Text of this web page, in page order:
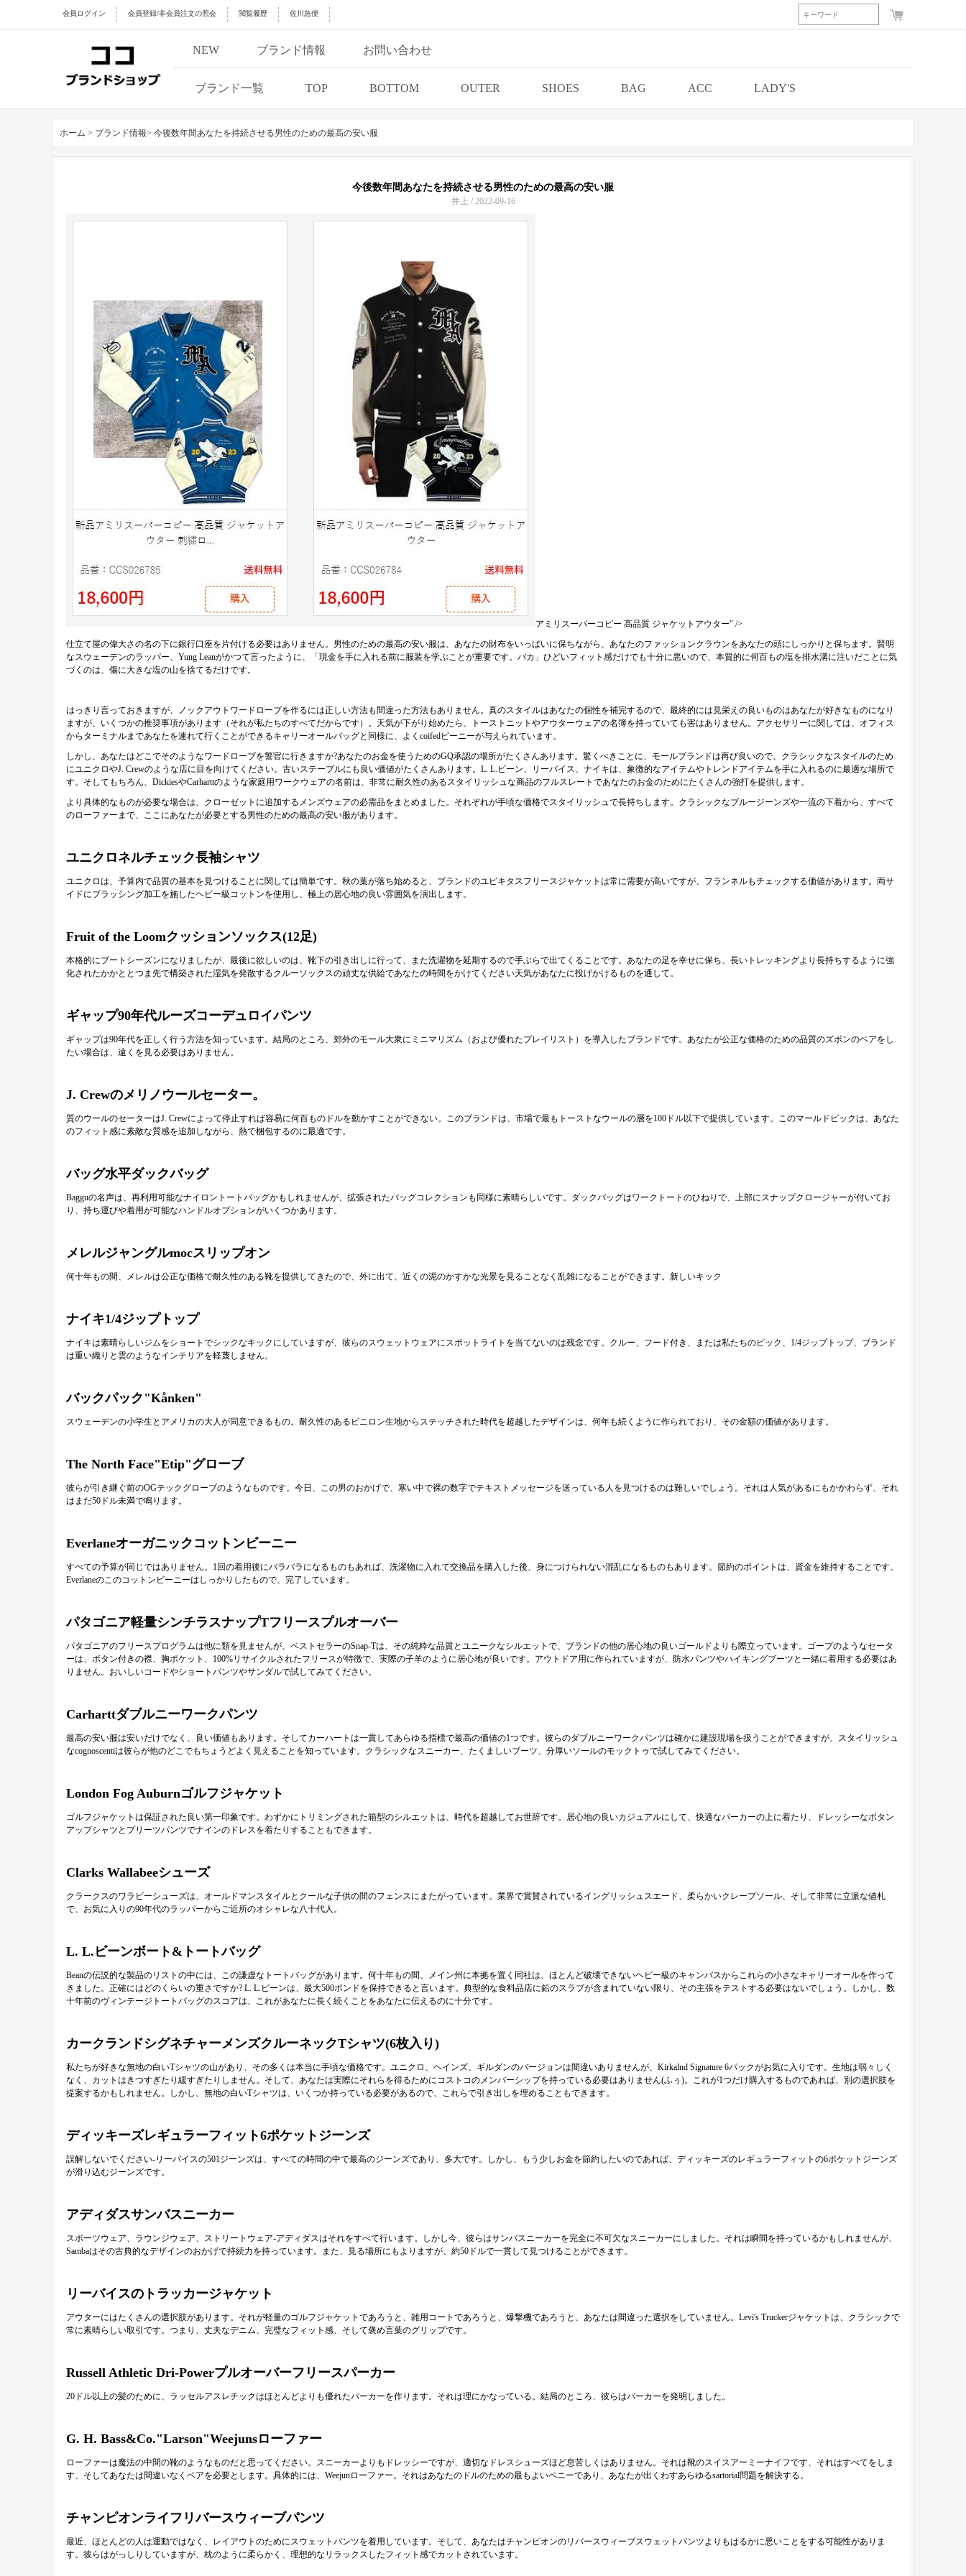
会員ログイン 会員登録/非会員注文の照会 閲覧履歴 佐川急便
NEW ブランド情報 お問い合わせ
ブランド一覧 TOP BOTTOM OUTER SHOES BAG ACC LADY'S
ホーム > ブランド情報> 今後数年間あなたを持続させる男性のための最高の安い服
今後数年間あなたを持続させる男性のための最高の安い服
井上 / 2022-09-16
アミリスーパーコピー 高品質 ジャケットアウター" />
仕立て屋の偉大さの名の下に銀行口座を片付ける必要はありません。男性のための最高の安い服は、あなたの財布をいっぱいに保ちながら、あなたのファッションクラウンをあなたの頭にしっかりと保ちます。賢明
なスウェーデンのラッパー、Yung Leanがかつて言ったように、「現金を手に入れる前に服装を学ぶことが重要です。バカ」ひどいフィット感だけでも十分に悪いので、本質的に何百もの塩を排水溝に注いだことに気
づくのは、傷に大きな塩の山を捨てるだけです。
はっきり言っておきますが、ノックアウトワードローブを作るには正しい方法も間違った方法もありません。真のスタイルはあなたの個性を補完するので、最終的には見栄えの良いものはあなたが好きなものになり
ますが、いくつかの推奨事項があります（それが私たちのすべてだからです）。天気が下がり始めたら、トーストニットやアウターウェアの名簿を持っていても害はありません。アクセサリーに関しては、オフィス
からターミナルまであなたを連れて行くことができるキャリーオールバッグと同様に、よくcoifedビーニーが与えられています。
しかし、あなたはどこでそのようなワードローブを警官に行きますか?あなたのお金を使うためのGQ承認の場所がたくさんあります。驚くべきことに、モールブランドは再び良いので、クラシックなスタイルのため
にユニクロやJ. Crewのような店に目を向けてください。古いステープルにも良い価値がたくさんあります。L. L.ビーン、リーバイス、ナイキは、象徴的なアイテムやトレンドアイテムを手に入れるのに最適な場所で
す。そしてもちろん、DickiesやCarharttのような家庭用ワークウェアの名前は、非常に耐久性のあるスタイリッシュな商品のフルスレートであなたのお金のためにたくさんの強打を提供します。
より具体的なものが必要な場合は、クローゼットに追加するメンズウェアの必需品をまとめました。それぞれが手頃な価格でスタイリッシュで長持ちします。クラシックなブルージーンズや一流の下着から、すべて
のローファーまで、ここにあなたが必要とする男性のための最高の安い服があります。
ユニクロネルチェック長袖シャツ
ユニクロは、予算内で品質の基本を見つけることに関しては簡単です。秋の葉が落ち始めると、ブランドのユビキタスフリースジャケットは常に需要が高いですが、フランネルもチェックする価値があります。両サ
イドにブラッシング加工を施したヘビー級コットンを使用し、極上の居心地の良い雰囲気を演出します。
Fruit of the Loomクッションソックス(12足)
本格的にブートシーズンになりましたが、最後に欲しいのは、靴下の引き出しに行って、また洗濯物を延期するので手ぶらで出てくることです。あなたの足を幸せに保ち、長いトレッキングより長持ちするように強
化されたかかととつま先で構築された湿気を発散するクルーソックスの頑丈な供給であなたの時間をかけてください天気があなたに投げかけるものを通して。
ギャップ90年代ルーズコーデュロイパンツ
ギャップは90年代を正しく行う方法を知っています。結局のところ、郊外のモール大衆にミニマリズム（および優れたプレイリスト）を導入したブランドです。あなたが公正な価格のための品質のズボンのペアをし
たい場合は、遠くを見る必要はありません。
J. Crewのメリノウールセーター。
質のウールのセーターはJ. Crewによって停止すれば容易に何百ものドルを動かすことができない。このブランドは、市場で最もトーストなウールの層を100ドル以下で提供しています。このマールドピックは、あなた
のフィット感に素敵な質感を追加しながら、熱で梱包するのに最適です。
バッグ水平ダックバッグ
Bagguの名声は、再利用可能なナイロントートバッグかもしれませんが、拡張されたバッグコレクションも同様に素晴らしいです。ダックバッグはワークトートのひねりで、上部にスナップクロージャーが付いてお
り、持ち運びや着用が可能なハンドルオプションがいくつかあります。
メレルジャングルmocスリップオン
何十年もの間、メレルは公正な価格で耐久性のある靴を提供してきたので、外に出て、近くの泥のかすかな光景を見ることなく乱雑になることができます。新しいキック
ナイキ1/4ジップトップ
ナイキは素晴らしいジムをショートでシックなキックにしていますが、彼らのスウェットウェアにスポットライトを当てないのは残念です。クルー、フード付き、または私たちのピック、1/4ジップトップ、ブランド
は重い織りと雲のようなインテリアを軽蔑しません。
バックパック"Kånken"
スウェーデンの小学生とアメリカの大人が同意できるもの。耐久性のあるビニロン生地からステッチされた時代を超越したデザインは、何年も続くように作られており、その金額の価値があります。
The North Face"Etip"グローブ
彼らが引き継ぐ前のOGテックグローブのようなものです。今日、この男のおかげで、寒い中で裸の数字でテキストメッセージを送っている人を見つけるのは難しいでしょう。それは人気があるにもかかわらず、それ
はまだ50ドル未満で鳴ります。
Everlaneオーガニックコットンビーニー
すべての予算が同じではありません。1回の着用後にバラバラになるものもあれば、洗濯物に入れて交換品を購入した後、身につけられない混乱になるものもあります。節約のポイントは、資金を維持することです。
Everlaneのこのコットンビーニーはしっかりしたもので、完了しています。
パタゴニア軽量シンチラスナップTフリースプルオーバー
パタゴニアのフリースプログラムは他に類を見ませんが、ベストセラーのSnap-Tは、その純粋な品質とユニークなシルエットで、ブランドの他の居心地の良いゴールドよりも際立っています。ゴープのようなセータ
ーは、ボタン付きの襟、胸ポケット、100%リサイクルされたフリースが特徴で、実際の子羊のように居心地が良いです。アウトドア用に作られていますが、防水パンツやハイキングブーツと一緒に着用する必要はあ
りません。おいしいコードやショートパンツやサンダルで試してみてください。
Carharttダブルニーワークパンツ
最高の安い服は安いだけでなく、良い価値もあります。そしてカーハートは一貫してあらゆる指標で最高の価値の1つです。彼らのダブルニーワークパンツは確かに建設現場を扱うことができますが、スタイリッシュ
なcognoscentiは彼らが他のどこでもちょうどよく見えることを知っています。クラシックなスニーカー、たくましいブーツ、分厚いソールのモックトゥで試してみてください。
London Fog Auburnゴルフジャケット
ゴルフジャケットは保証された良い第一印象です。わずかにトリミングされた箱型のシルエットは、時代を超越してお世辞です。居心地の良いカジュアルにして、快適なパーカーの上に着たり、ドレッシーなボタン
アップシャツとプリーツパンツでナインのドレスを着たりすることもできます。
Clarks Wallabeeシューズ
クラークスのワラビーシューズは、オールドマンスタイルとクールな子供の間のフェンスにまたがっています。業界で賞賛されているイングリッシュスエード、柔らかいクレープソール、そして非常に立派な値札
で、お気に入りの90年代のラッパーからご近所のオシャレな八十代人。
L. L.ビーンボート&トートバッグ
Beanの伝説的な製品のリストの中には、この謙虚なトートバッグがあります。何十年もの間、メイン州に本拠を置く同社は、ほとんど破壊できないヘビー級のキャンバスからこれらの小さなキャリーオールを作って
きました。正確にはどのくらいの重さですか? L. L.ビーンは、最大500ポンドを保持できると言います。典型的な食料品店に鉛のスラブが含まれていない限り、その主張をテストする必要はないでしょう。しかし、数
十年前のヴィンテージトートバッグのスコアは、これがあなたに長く続くことをあなたに伝えるのに十分です。
カークランドシグネチャーメンズクルーネックTシャツ(6枚入り)
私たちが好きな無地の白いTシャツの山があり、その多くは本当に手頃な価格です。ユニクロ、ヘインズ、ギルダンのバージョンは間違いありませんが、Kirkalnd Signature 6パックがお気に入りです。生地は弱々しく
なく、カットはきつすぎたり緩すぎたりしません。そして、あなたは実際にそれらを得るためにコストコのメンバーシップを持っている必要はありません(ふぅ)。これが1つだけ購入するものであれば、別の選択肢を
提案するかもしれません。しかし、無地の白いTシャツは、いくつか持っている必要があるので、これらで引き出しを埋めることもできます。
ディッキーズレギュラーフィット6ポケットジーンズ
誤解しないでください-リーバイスの501ジーンズは、すべての時間の中で最高のジーンズであり、多大です。しかし、もう少しお金を節約したいのであれば、ディッキーズのレギュラーフィットの6ポケットジーンズ
が滑り込むジーンズです。
アディダスサンバスニーカー
スポーツウェア、ラウンジウェア、ストリートウェア-アディダスはそれをすべて行います。しかし今、彼らはサンバスニーカーを完全に不可欠なスニーカーにしました。それは瞬間を持っているかもしれませんが、
Sambaはその古典的なデザインのおかげで持続力を持っています。また、見る場所にもよりますが、約50ドルで一貫して見つけることができます。
リーバイスのトラッカージャケット
アウターにはたくさんの選択肢があります。それが軽量のゴルフジャケットであろうと、雑用コートであろうと、爆撃機であろうと、あなたは間違った選択をしていません。Levi's Truckerジャケットは、クラシックで
常に素晴らしい取引です。つまり、丈夫なデニム、完璧なフィット感、そして褒め言葉のグリップです。
Russell Athletic Dri-Powerプルオーバーフリースパーカー
20ドル以上の髪のために、ラッセルアスレチックはほとんどよりも優れたパーカーを作ります。それは理にかなっている。結局のところ、彼らはパーカーを発明しました。
G. H. Bass&Co."Larson"Weejunsローファー
ローファーは魔法の中間の靴のようなものだと思ってください。スニーカーよりもドレッシーですが、適切なドレスシューズほど息苦しくはありません。それは靴のスイスアーミーナイフです、それはすべてをしま
す、そしてあなたは間違いなくペアを必要とします。具体的には、Weejunローファー。それはあなたのドルのための最もよいペニーであり、あなたが出くわすあらゆるsartorial問題を解決する。
チャンピオンライフリバースウィーブパンツ
最近、ほとんどの人は運動ではなく、レイアウトのためにスウェットパンツを着用しています。そして、あなたはチャンピオンのリバースウィーブスウェットパンツよりもはるかに悪いことをする可能性がありま
す。彼らはがっしりしていますが、枕のように柔らかく、理想的なリラックスしたフィット感でカットされています。